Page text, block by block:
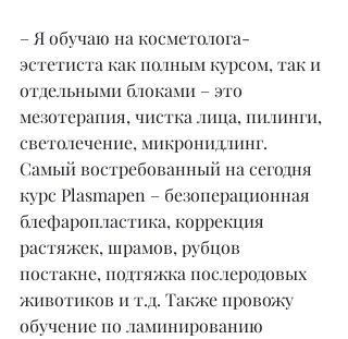
– Я обучаю на косметолога-
эстетиста как полным курсом, так и
отдельными блоками – это
мезотерапия, чистка лица, пилинги,
светолечение, микронидлинг.
Самый востребованный на сегодня
курс Plasmapen – безоперационная
блефаропластика, коррекция
растяжек, шрамов, рубцов
постакне, подтяжка послеродовых
животиков и т.д. Также провожу
обучение по ламинированию